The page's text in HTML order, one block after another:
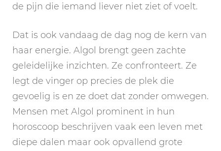
de pijn die iemand liever niet ziet of voelt.
Dat is ook vandaag de dag nog de kern van
haar energie. Algol brengt geen zachte
geleidelijke inzichten. Ze confronteert. Ze
legt de vinger op precies de plek die
gevoelig is en ze doet dat zonder omwegen.
Mensen met Algol prominent in hun
horoscoop beschrijven vaak een leven met
diepe dalen maar ook opvallend grote